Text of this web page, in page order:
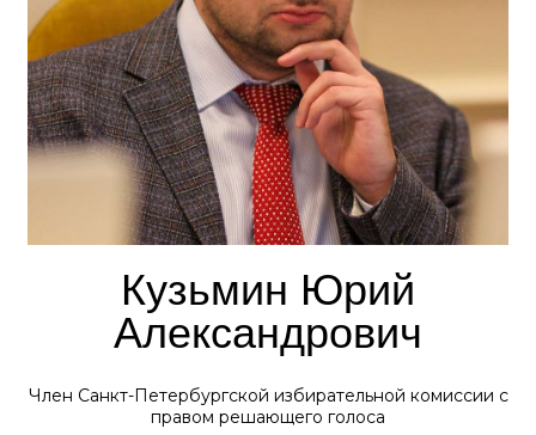
Кузьмин Юрий
Александрович
Член Санкт-Петербургской избирательной комиссии с
правом решающего голоса